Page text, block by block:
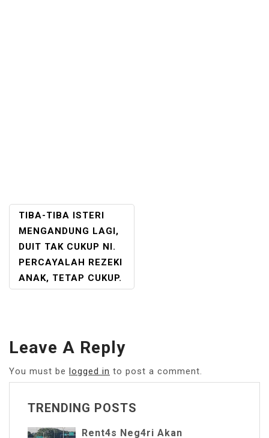
POST
NAVIGATION
TIBA-TIBA ISTERI
MENGANDUNG LAGI,
DUIT TAK CUKUP NI.
PERCAYALAH REZEKI
ANAK, TETAP CUKUP.
Leave A Reply
You must be logged in to post a comment.
TRENDING POSTS
Rent4s Neg4ri Akan